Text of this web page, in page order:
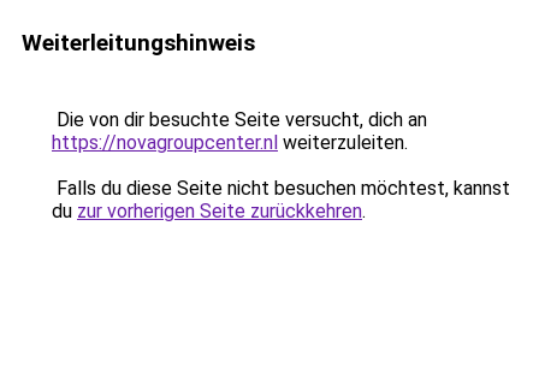
Weiterleitungshinweis
Die von dir besuchte Seite versucht, dich an
https://novagroupcenter.nl weiterzuleiten.
Falls du diese Seite nicht besuchen möchtest, kannst
du zur vorherigen Seite zurückkehren.